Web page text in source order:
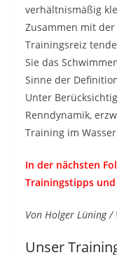
verhältnismäßig
Zusammen mit
Trainingsreiz
Sie das
Sinne der
Unter
Renndynamik,
Training im
In der nächsten
Trainingstipps
Von Holger Lüning /
Unser